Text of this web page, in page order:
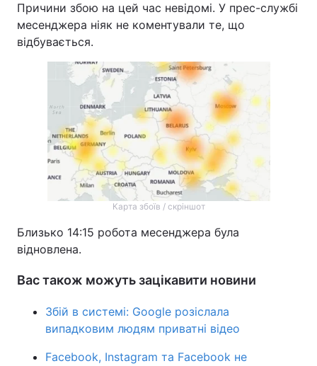
Тема оформлення
Причини збою на цей час невідомі. У прес-службі
месенджера ніяк не коментували те, що
відбувається.
Карта збоїв / скріншот
Близько 14:15 робота месенджера була
відновлена.
Вас також можуть зацікавити новини
Збій в системі: Google розіслала
випадковим людям приватні відео
Facebook, Instagram та Facebook не